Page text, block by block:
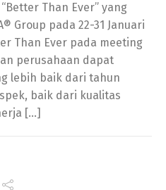
Than Ever” yang
Group pada 22-31 Januari
Than Ever pada meeting
perusahaan dapat
lebih baik dari tahun
baik dari kualitas
[…]